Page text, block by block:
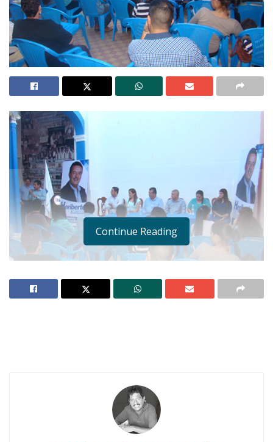
Ahuacatlán celebrá el día de Reyes con rosca y
Buena tarde taurina en Ahuacatlán
Continue Reading